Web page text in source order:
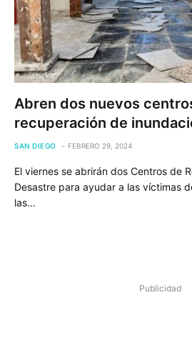
Abren dos nuevos
recuperación de
SAN DIEGO FEBRERO 29, 2024
El viernes se abrirán dos Centros de
Desastre para ayudar a las víctimas
las…
Publicidad